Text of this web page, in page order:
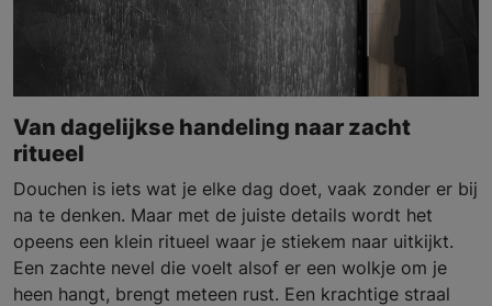
Van dagelijkse handeling naar zacht
ritueel
Douchen is iets wat je elke dag doet, vaak zonder er bij
na te denken. Maar met de juiste details wordt het
opeens een klein ritueel waar je stiekem naar uitkijkt.
Een zachte nevel die voelt alsof er een wolkje om je
heen hangt, brengt meteen rust. Een krachtige straal